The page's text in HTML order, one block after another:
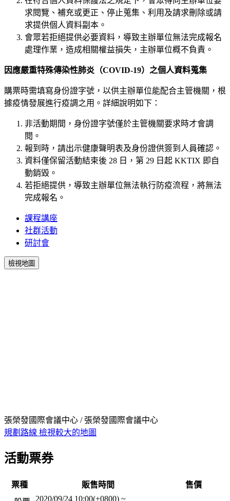
求閱覽、補充或更正、停止蒐集、利用及請求刪除或請
求提供個人資料副本。
會眾若拒絕提供必要資料，導致主辦單位無法完成報名
處理作業，造成相關權益損失，主辦單位概不負責。
因應嚴重特殊傳染性肺炎（COVID-19）之個人資料蒐集
購票時需填寫身份證字號，以供主辦單位能配合主管機關，根
據疫情發展進行疫調之用。詳細說明如下：
非活動期間，身份證字號僅於主管機關要求時才會調
閱。
報到時，請出示健康聲明表及身份證供簽到人員確認。
資料僅保留活動結束後 28 日，第 29 日起 KKTIX 即自
動銷毀。
若拒絕提供，導致主辦單位無法執行防疫流程，將無法
完成報名。
課程講座
社群活動
研討會
檢視地圖
張榮發國際會議中心 / 張榮發國際會議中心
規劃路線 檢視較大的地圖
活動票券
票種 販售時間
售價
2020/09/24 10:00(+0800) ~